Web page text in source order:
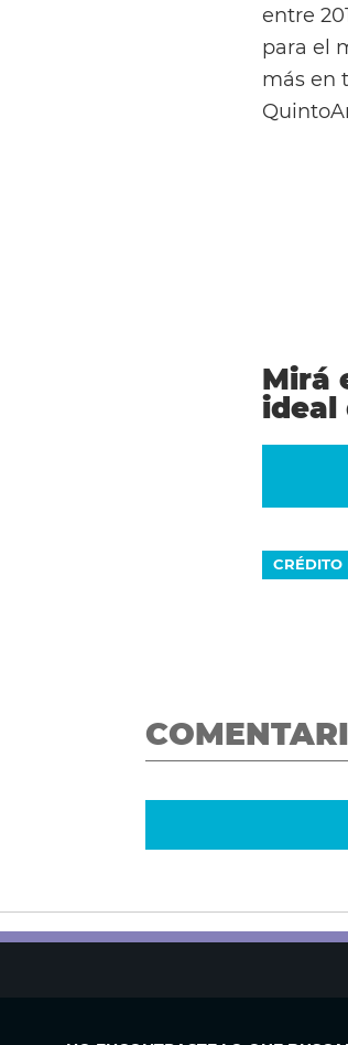
entre
para el
más en
Mirá
ideal
CRÉDITO